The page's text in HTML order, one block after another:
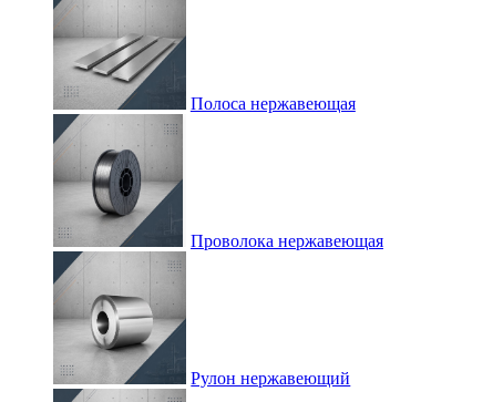
Полоса нержавеющая
Проволока нержавеющая
Рулон нержавеющий